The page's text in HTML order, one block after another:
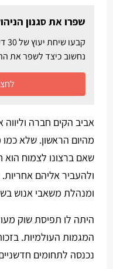
שפרו את סגנון
נחשוב כיצד לשפר את
אביב הקים חברה וליווה
מהיום הראשון. שלא כמו
שאם ברצונו לצמוח הוא
ולהעביר אליהם
ומנהלת משאבי אנוש
היתה לו תפיסת שוק
המגמות העולמיות.
נכנסה לתחומים